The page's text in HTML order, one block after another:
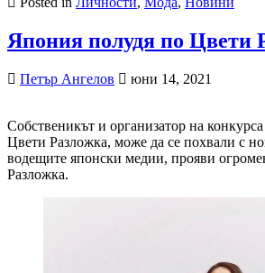
Япония полудя по Цвети
Петър Ангелов юни 14, 2021
Собственикът и организатор на
Цвети Разложка, може да се похвали с
водещите японски медии, прояви
Разложка.